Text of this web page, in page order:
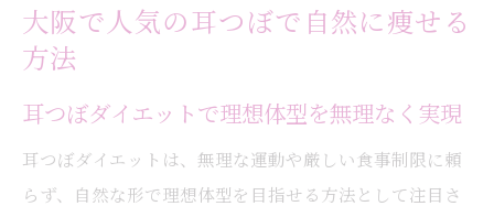
大阪で人気の耳つぼで自然に痩せる
方法
耳つぼダイエットで理想体型を無理なく実現
耳つぼダイエットは、無理な運動や厳しい食事制限に頼
らず、自然な形で理想体型を目指せる方法として注目さ